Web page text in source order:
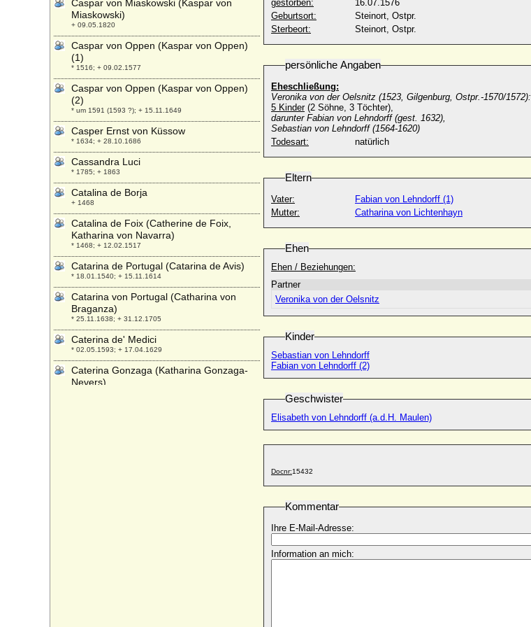
gestorben:
16.07.1576
Geburtsort:
Steinort, Ostpr.
Sterbeort:
Steinort, Ostpr.
persönliche Angaben
Eheschließung:
Veronika von der Oelsnitz (1523, Gilgenburg, Ostpr.-1570/1572):
5 Kinder(2 Söhne, 3 Töchter),
darunter Fabian von Lehndorff (gest. 1632),
Sebastian von Lehndorff (1564-1620)
Todesart:
natürlich
Eltern
Vater:
Fabian von Lehndorff (1)
Mutter:
Catharina von Lichtenhayn
Ehen
Ehen / Beziehungen:
Partner
Veronika von der Oelsnitz
Kinder
Sebastian von Lehndorff
Fabian von Lehndorff (2)
Geschwister
Elisabeth von Lehndorff (a.d.H. Maulen)
Docnr:15432
Kommentar
Ihre E-Mail-Adresse:
Information an mich:
Caspar von Miaskowski (Kaspar von
Miaskowski)
+ 09.05.1820
Caspar von Oppen (Kaspar von Oppen)
(1)
* 1516; + 09.02.1577
Caspar von Oppen (Kaspar von Oppen)
(2)
* um 1591 (1593 ?); + 15.11.1649
Casper Ernst von Küssow
* 1634; + 28.10.1686
Cassandra Luci
* 1785; + 1863
Catalina de Borja
+ 1468
Catalina de Foix (Catherine de Foix,
Katharina von Navarra)
* 1468; + 12.02.1517
Catarina de Portugal (Catarina de Avis)
* 18.01.1540; + 15.11.1614
Catarina von Portugal (Catharina von
Braganza)
* 25.11.1638; + 31.12.1705
Caterina de' Medici
* 02.05.1593; + 17.04.1629
Caterina Gonzaga (Katharina Gonzaga-
Nevers)